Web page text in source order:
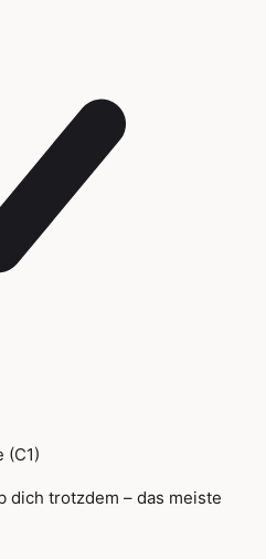
(C1)
dich trotzdem – das meiste